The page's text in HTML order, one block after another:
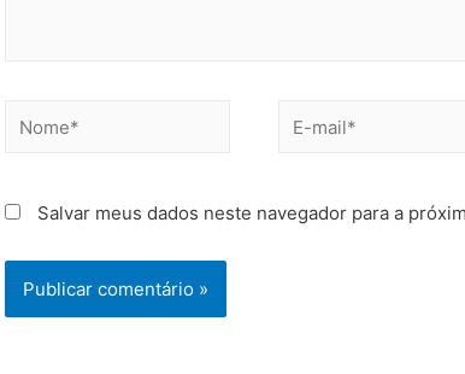
Salvar meus dados neste navegador para a